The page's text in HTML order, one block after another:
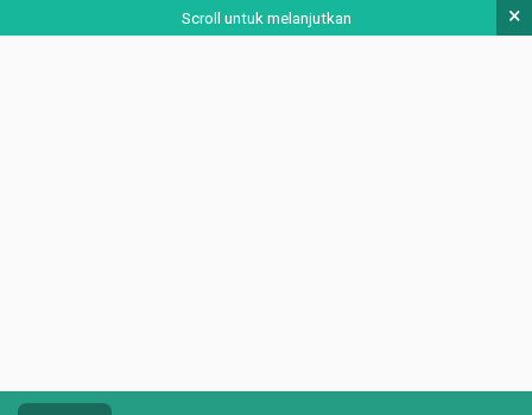
Scroll untuk melanjutkan ×